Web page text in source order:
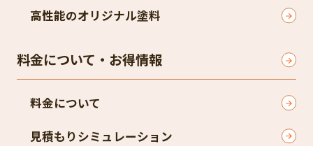
高性能のオリジナル塗料
料金について・お得情報
料金について
見積もりシミュレーション